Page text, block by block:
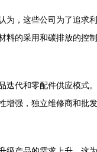
，这些公司为了追求
的采用和碳排放的控
代和零配件供应模式
强，独立维修商和批